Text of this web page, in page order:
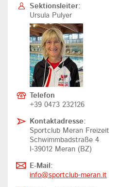
Sektionsleiter:
Ursula Pulyer
Telefon
+39 0473 232126
Kontaktadresse:
Sportclub Meran Freizeit
Schwimmbadstraße 4
I-39012 Meran (BZ)
E-Mail:
info@sportclub-meran.it